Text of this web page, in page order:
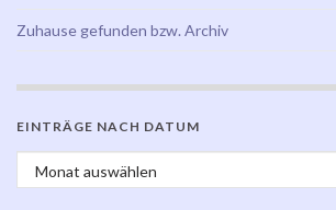
Zuhause gefunden bzw. Archiv
EINTRÄGE NACH DATUM
Einträge nach Datum